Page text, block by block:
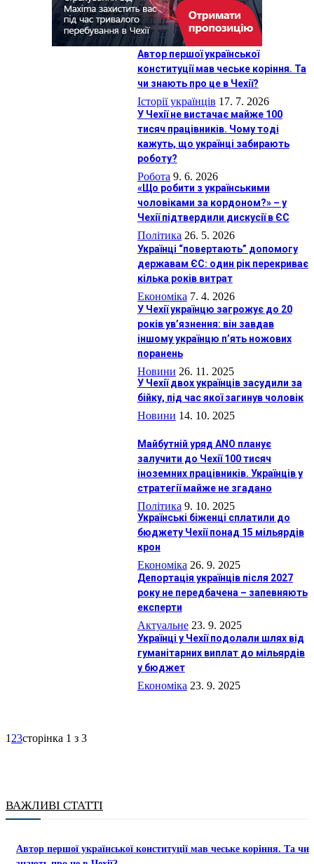
Автор першої української
конституції мав чеське коріння. Та
чи знають про це в Чехії?
Історії українців 17. 7. 2026
У Чехії не вистачає майже 100
тисяч працівників. Чому тоді
кажуть, що українці забирають
роботу?
Робота 9. 6. 2026
«Що робити з українськими
чоловіками за кордоном?» – у
Чехії підтвердили дискусії в ЄС
Політика 26. 5. 2026
Українці “повертають” допомогу
державам ЄС: один рік перекриває
кілька років витрат
Економіка 7. 4. 2026
У Чехії українцю загрожує до 20
років ув’язнення: він завдав
іншому українцю п’ять ножових
поранень
Новини 26. 11. 2025
У Чехії двох українців засудили за
бійку, під час якої загинув чоловік
Новини 14. 10. 2025
Майбутній уряд ANO планує
залучити до Чехії 100 тисяч
іноземних працівників. Українців у
стратегії майже не згадано
Політика 9. 10. 2025
Українські біженці сплатили до
бюджету Чехії понад 15 мільярдів
крон
Економіка 26. 9. 2025
Депортація українців після 2027
року не передбачена – запевняють
експерти
Актуальне 23. 9. 2025
Українці у Чехії подолали шлях від
гуманітарних виплат до мільярдів
у бюджет
Економіка 23. 9. 2025
1 23сторінка 1 з 3
ВАЖЛИВІ СТАТТІ
Автор першої української конституції мав чеське коріння. Та чи